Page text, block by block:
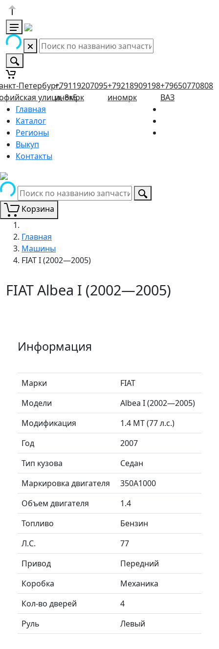
Петербург,
улица, 8к5
+79119207095
иномрк
+79218909198
иномрк
+79650770808
ВАЗ
Главная
Каталог
Регионы
Выкуп
Контакты
Корзина
Главная
Машины
FIAT I (2002—2005)
FIAT Albea I (2002—2005)
Информация
Марки
FIAT
Модели
Albea I (2002—2005)
Модификация
1.4 MT (77 л.с.)
Год
2007
Тип кузова
Седан
Маркировка двигателя
350A1000
Объем двигателя
1.4
Топливо
Бензин
Л.C.
77
Привод
Передний
Коробка
Механика
Кол-во дверей
4
Руль
Левый